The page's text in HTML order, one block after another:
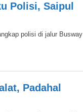
Polisi, Saipul
polisi di jalur Busway
Padahal